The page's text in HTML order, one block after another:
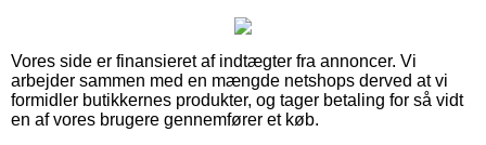
Vores side er finansieret af indtægter fra annoncer. Vi
arbejder sammen med en mængde netshops derved at vi
formidler butikkernes produkter, og tager betaling for så vidt
en af vores brugere gennemfører et køb.